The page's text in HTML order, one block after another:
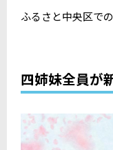
ふるさと中央区で
四姉妹全員が